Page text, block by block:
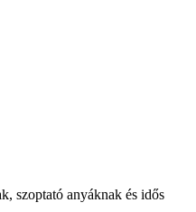
szoptató anyáknak és idős